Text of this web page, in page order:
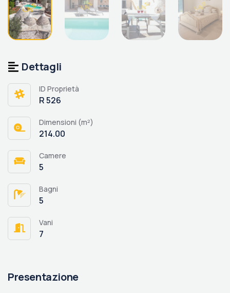
Dettagli
ID Proprietà
R 526
Dimensioni (m²)
214.00
Camere
5
Bagni
5
Vani
7
Presentazione